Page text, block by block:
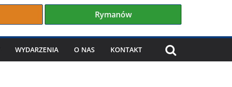
Rymanów
WYDARZENIA O NAS KONTAKT